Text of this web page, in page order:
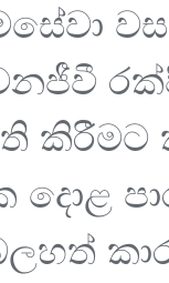
කිරීමට
දොළ